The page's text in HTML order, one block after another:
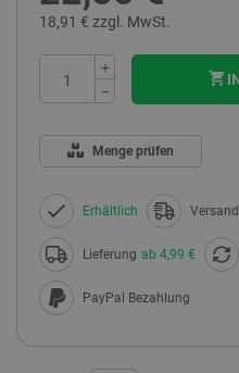
18,91 € zzgl. MwSt.
+
−
Menge prüfen
Erhältlich Versand
Lieferung ab 4,99 €
PayPal Bezahlung